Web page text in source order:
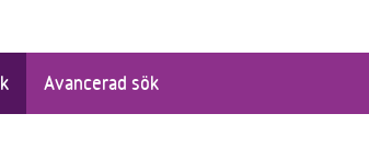
Avancerad sök